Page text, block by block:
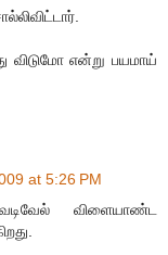
விடுமோ என்று பயமாய்
at 5:26 PM
விளையாண்ட